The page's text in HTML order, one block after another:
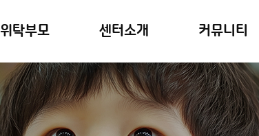
위탁부모 센터소개 커뮤니티